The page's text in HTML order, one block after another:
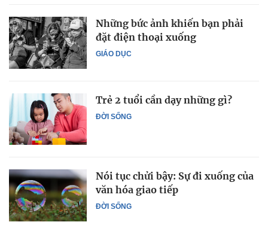
GIÁO DỤC
Những bức ảnh khiến bạn phải
đặt điện thoại xuống
ĐỜI SỐNG
Trẻ 2 tuổi cần dạy những gì?
ĐỜI SỐNG
Nói tục chửi bậy: Sự đi xuống của
văn hóa giao tiếp